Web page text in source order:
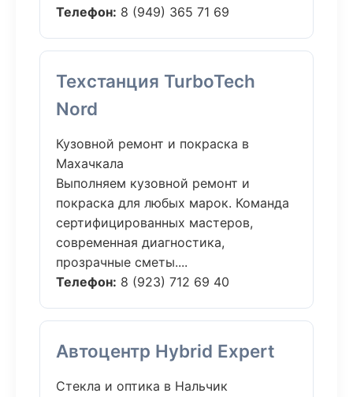
Телефон: 8 (949) 365 71 69
Техстанция TurboTech
Nord
Кузовной ремонт и покраска в
Махачкала
Выполняем кузовной ремонт и
покраска для любых марок. Команда
сертифицированных мастеров,
современная диагностика,
прозрачные сметы....
Телефон: 8 (923) 712 69 40
Автоцентр Hybrid Expert
Стекла и оптика в Нальчик